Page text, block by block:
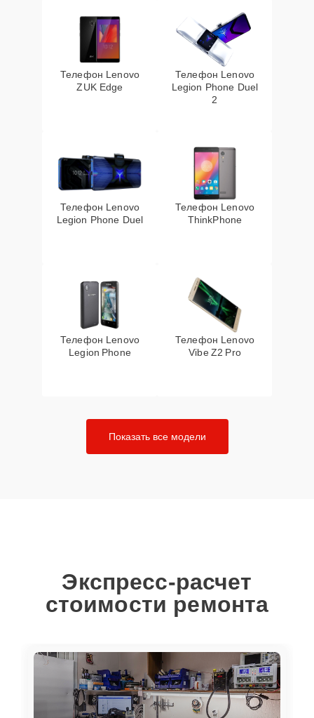
Телефон Lenovo
ZUK Edge
Телефон Lenovo
Legion Phone Duel
2
Телефон Lenovo
Legion Phone Duel
Телефон Lenovo
ThinkPhone
Телефон Lenovo
Legion Phone
Телефон Lenovo
Vibe Z2 Pro
Показать все модели
Экспресс-расчет
стоимости ремонта